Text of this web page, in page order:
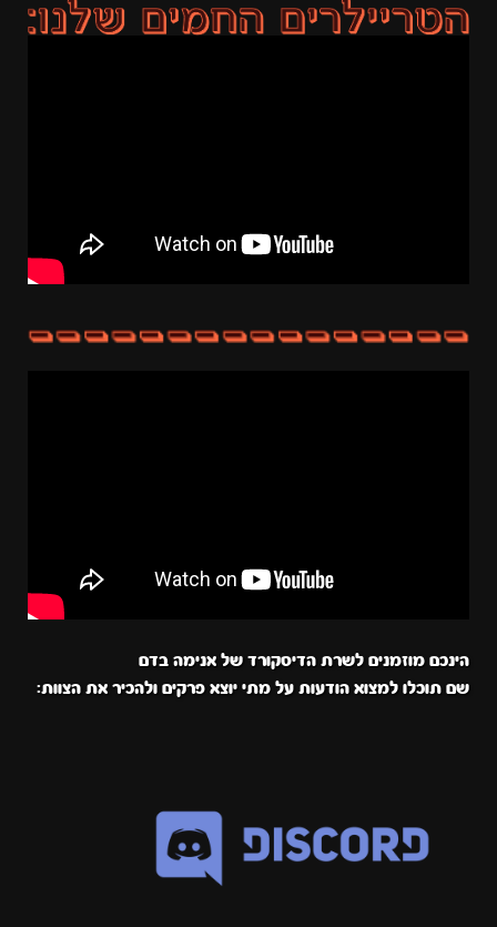
הינכם מוזמנים לשרת הדיסקורד של אנימה בדם
שם תוכלו למצוא הודעות על מתי יוצא פרקים ולהכיר את הצוות: